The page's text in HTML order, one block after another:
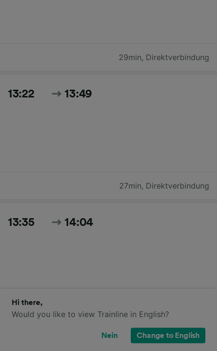
29min, Direktverbindung
13:22 13:49
27min, Direktverbindung
13:35 14:04
29min,Direktverbindung
Zeiten und Preise für heute suchen
Hi there,
Would you like to view Trainline in English?
Nein Change to English